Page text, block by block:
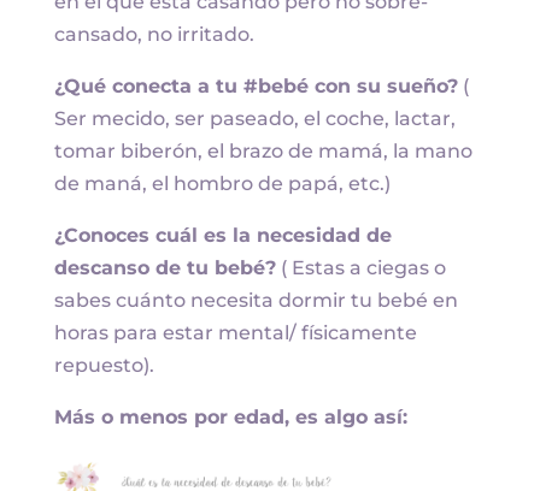
cansado, no irritado.
¿Qué conecta a tu #bebé con su sueño?(
Ser mecido, ser paseado, el coche, lactar,
tomar biberón, el brazo de mamá, la mano
de maná, el hombro de papá, etc.)
¿Conoces cuál es la necesidad de
descanso de tu bebé?( Estas a ciegas o
sabes cuánto necesita dormir tu bebé en
horas para estar mental/ físicamente
repuesto).
Más o menos por edad, es algo así: